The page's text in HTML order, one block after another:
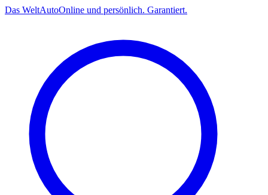
Das WeltAutoOnline und persönlich. Garantiert.